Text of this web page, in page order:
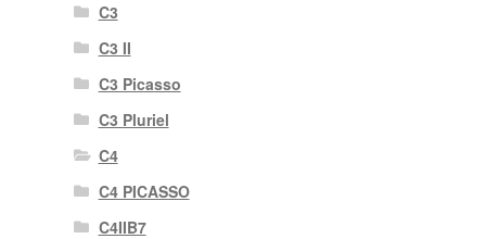
C3
C3 II
C3 Picasso
C3 Pluriel
C4
C4 PICASSO
C4IIB7